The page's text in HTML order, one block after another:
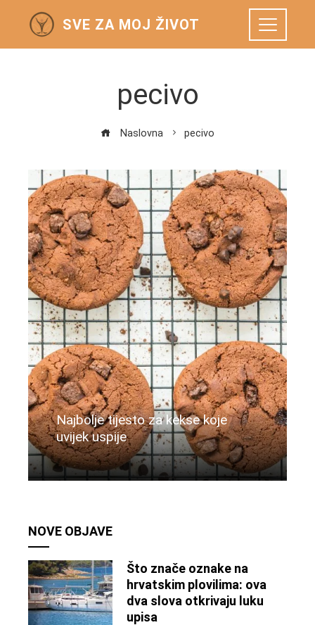
SVE ZA MOJ ŽIVOT
pecivo
Naslovna pecivo
Najbolje tijesto za kekse koje
uvijek uspije
Više
NOVE OBJAVE
Što znače oznake na
hrvatskim plovilima: ova
dva slova otkrivaju luku
upisa